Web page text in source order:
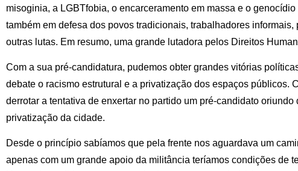
misoginia, a LGBTfobia, o encarceramento em massa e o
também em defesa dos povos tradicionais, trabalhadores informais,
outras lutas. Em resumo, uma grande lutadora pelos Direitos
Com a sua pré-candidatura, pudemos obter grandes vitórias
debate o racismo estrutural e a privatização dos espaços públicos.
derrotar a tentativa de enxertar no partido um pré-candidato oriundo
privatização da cidade.
Desde o princípio sabíamos que pela frente nos aguardava um
apenas com um grande apoio da militância teríamos condições de